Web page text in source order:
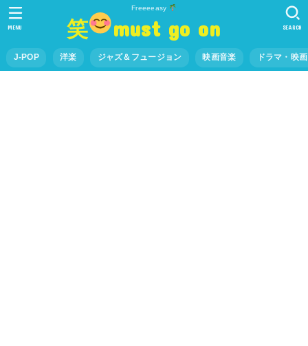
Freeeeasy
笑 must go on
J-POP 洋楽 ジャズ＆フュージョン 映画音楽 ドラマ・映
SEARCH
MENU